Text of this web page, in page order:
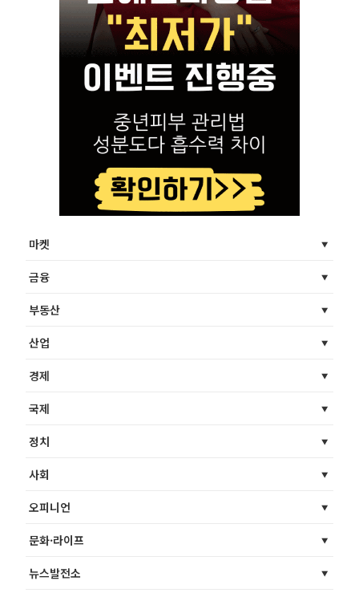
마켓
금융
부동산
산업
경제
국제
정치
사회
오피니언
문화·라이프
뉴스발전소